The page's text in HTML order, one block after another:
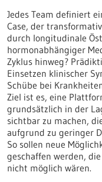
Jedes Team definiert
Case, der
durch longitudinale
hormonabhängiger
Zyklus hinweg?
Einsetzen klinischer
Schübe bei
Ziel ist es, eine
grundsätzlich in der
sichtbar zu machen,
aufgrund zu geringer
So sollen neue
geschaffen werden,
nicht möglich wären.